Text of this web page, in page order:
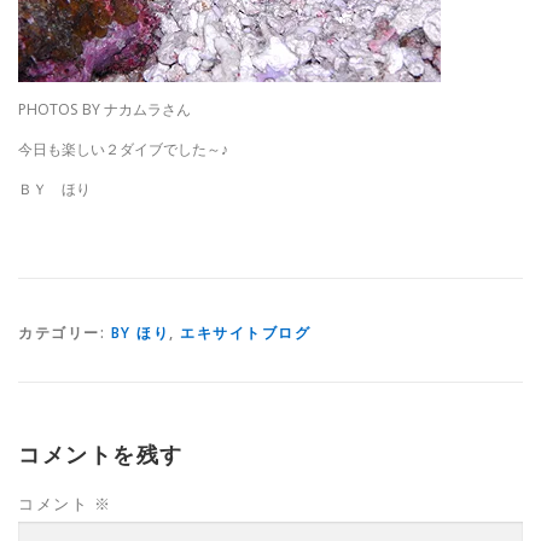
PHOTOS BY ナカムラさん
今日も楽しい２ダイブでした～♪
ＢＹ ほり
カテゴリー: BY ほり , エキサイトブログ
コメントを残す
コメント ※